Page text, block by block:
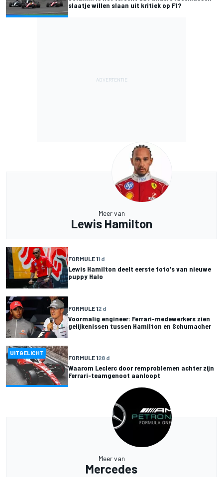
slaatje willen slaan uit kritiek op F1?
Meer van
Lewis Hamilton
FORMULE 11 d
Lewis Hamilton deelt eerste foto's van nieuwe
puppy Halo
FORMULE 12 d
Voormalig engineer: Ferrari-medewerkers zien
gelijkenissen tussen Hamilton en Schumacher
UITGELICHT
FORMULE 128 d
Waarom Leclerc door remproblemen achter zijn
Ferrari-teamgenoot aanloopt
Meer van
Mercedes